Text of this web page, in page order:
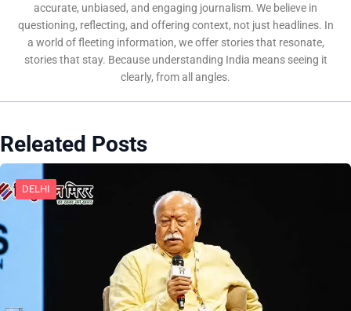
accurate, unbiased, and engaging journalism. We believe in
questioning, reflecting, and offering context, not just headlines. In
a world of fleeting information, we offer stories that resonate,
stories that stay. Because understanding India means seeing it
clearly, from all angles.
Releated Posts
DELHI